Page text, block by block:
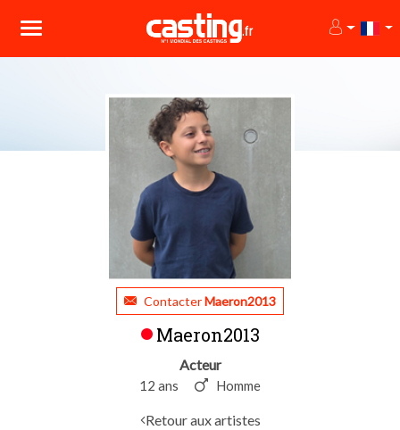
ContacterMaeron2013
Maeron2013
Acteur
12 ans Homme
Retour aux artistes